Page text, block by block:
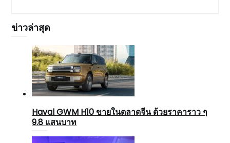
ข่าวล่าสุด
Haval GWM H10 ขายในตลาดจีน ด้วยราคาราว ๆ
9.8 แสนบาท